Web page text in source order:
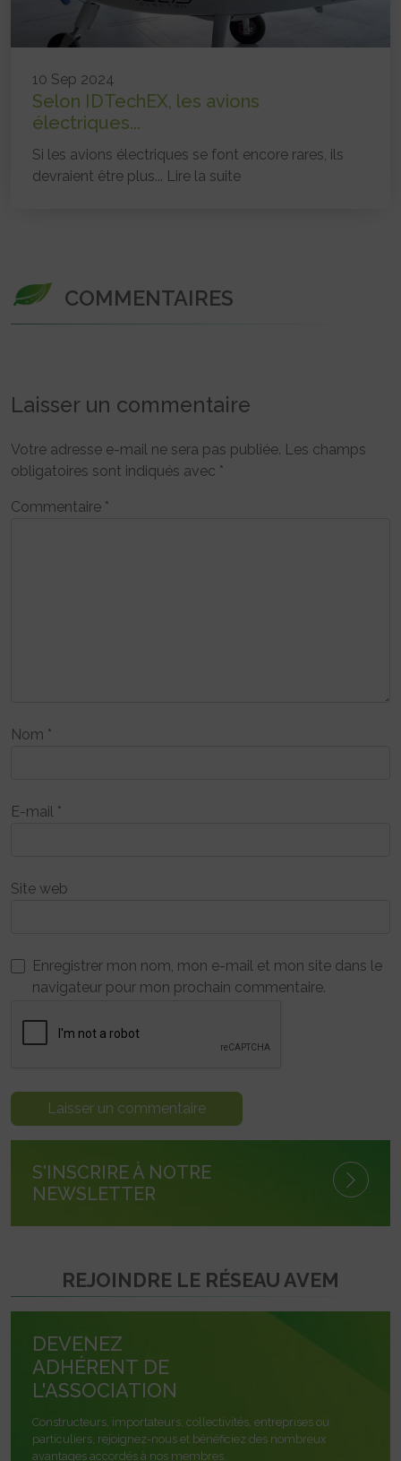
10 Sep 2024
Selon IDTechEX, les avions
électriques...
Si les avions électriques se font encore rares, ils
devraient être plus... Lire la suite
COMMENTAIRES
Laisser un commentaire
Votre adresse e-mail ne sera pas publiée. Les champs
obligatoires sont indiqués avec *
Commentaire *
Nom *
E-mail *
Site web
Enregistrer mon nom, mon e-mail et mon site dans le
navigateur pour mon prochain commentaire.
S'INSCRIRE À NOTRE
NEWSLETTER
REJOINDRE LE RÉSEAU AVEM
DEVENEZ
ADHÉRENT DE
L'ASSOCIATION
Constructeurs, importateurs, collectivités, entreprises ou
particuliers, rejoignez-nous et bénéficiez des nombreux
avantages accordés à nos membres.